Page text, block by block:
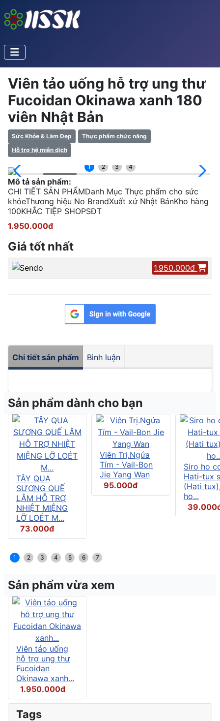
Viên tảo uống hỗ trợ ung thư
Fucoidan Okinawa xanh 180
viên Nhật Bản
Sức Khỏe & Làm Đẹp
Thực phẩm chức năng
Hỗ trợ hệ miễn dịch
1 2 3 4
Mô tả sản phẩm:
CHI TIẾT SẢN PHẨMDanh Mục Thực phẩm cho sức
khỏeThương hiệu No BrandXuất xứ Nhật BảnKho hàng
100KHẮC TIỆP SHOPSĐT
1.950.000đ
Giá tốt nhất
1.950.000đ
Chi tiết sản phẩm Bình luận
Sản phẩm dành cho bạn
TÂY QUA
SƯƠNG QUẾ
LÂM HỖ TRỢ
NHIỆT MIỆNG
LỠ LOÉT M...
73.000đ
Viên Trị.Ngứa
Tím - Vail-Bon
Jie Yang Wan
95.000đ
Siro ho
Hati-tux
(Hati
ho...
1 2 3 4 5 6 7
Sản phẩm vừa xem
Viên tảo uống
hỗ trợ ung thư
Fucoidan
Okinawa xanh...
1.950.000đ
Tags